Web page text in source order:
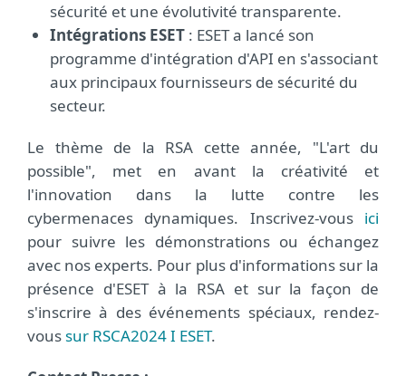
sécurité et une évolutivité transparente.
Intégrations ESET : ESET a lancé son
programme d'intégration d'API en s'associant
aux principaux fournisseurs de sécurité du
secteur.
Le thème de la RSA cette année, "L'art du
possible", met en avant la créativité et
l'innovation dans la lutte contre les
cybermenaces dynamiques. Inscrivez-vous ici
pour suivre les démonstrations ou échangez
avec nos experts. Pour plus d'informations sur la
présence d'ESET à la RSA et sur la façon de
s'inscrire à des événements spéciaux, rendez-
voussur RSCA2024 I ESET.